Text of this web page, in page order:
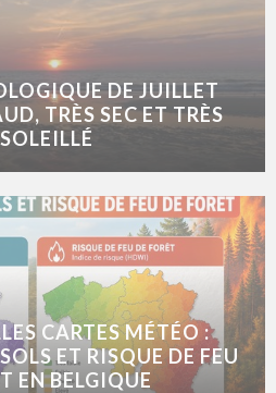
DE JUILLET
TRÈS SEC ET TRÈS
CARTES MÉTÉO :
ET RISQUE DE FEU
EN BELGIQUE